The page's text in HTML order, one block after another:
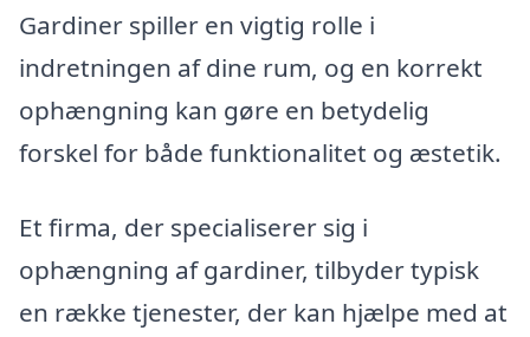
Gardiner spiller en vigtig rolle i
indretningen af dine rum, og en korrekt
ophængning kan gøre en betydelig
forskel for både funktionalitet og æstetik.
Et firma, der specialiserer sig i
ophængning af gardiner, tilbyder typisk
en række tjenester, der kan hjælpe med at